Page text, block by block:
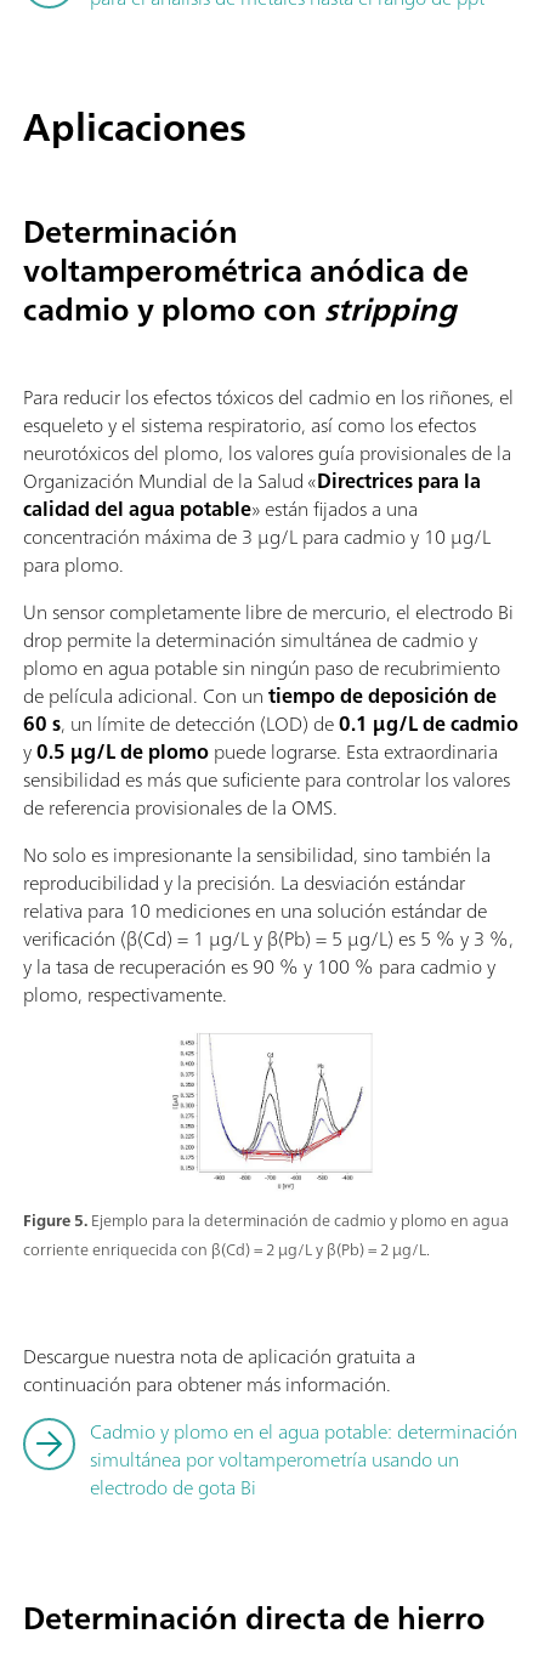
Aplicaciones
Determinación
voltamperométrica anódica de
cadmio y plomo con stripping
Figure 5.Ejemplo para la determinación de cadmio y plomo en agua
corriente enriquecida con β(Cd) = 2 µg/L y β(Pb) = 2 µg/L.
Para reducir los efectos tóxicos del cadmio en los riñones, el
esqueleto y el sistema respiratorio, así como los efectos
neurotóxicos del plomo, los valores guía provisionales de la
Organización Mundial de la Salud «Directrices para la
calidad del agua potable» están fijados a una
concentración máxima de 3 µg/L para cadmio y 10 µg/L
para plomo.
Un sensor completamente libre de mercurio, el electrodo Bi
drop permite la determinación simultánea de cadmio y
plomo en agua potable sin ningún paso de recubrimiento
de película adicional. Con untiempo de deposición de
60 s, un límite de detección (LOD) de0.1 µg/L de cadmio
y0.5 µg/L de plomopuede lograrse. Esta extraordinaria
sensibilidad es más que suficiente para controlar los valores
de referencia provisionales de la OMS.
No solo es impresionante la sensibilidad, sino también la
reproducibilidad y la precisión. La desviación estándar
relativa para 10 mediciones en una solución estándar de
verificación (β(Cd) = 1 µg/L y β(Pb) = 5 µg/L) es 5 % y 3 %,
y la tasa de recuperación es 90 % y 100 % para cadmio y
plomo, respectivamente.
Descargue nuestra nota de aplicación gratuita a
continuación para obtener más información.
Cadmio y plomo en el agua potable: determinación
simultánea por voltamperometría usando un
electrodo de gota Bi
Determinación directa de hierro